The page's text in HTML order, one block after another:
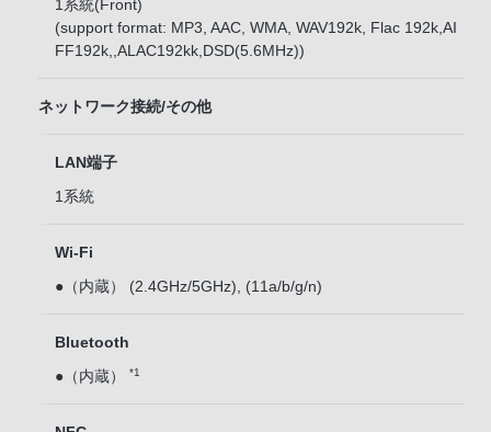
1系統(Front)
(support format: MP3, AAC, WMA, WAV192k, Flac 192k,AI
FF192k,,ALAC192kk,DSD(5.6MHz))
ネットワーク接続/その他
LAN端子
1系統
Wi-Fi
●（内蔵） (2.4GHz/5GHz), (11a/b/g/n)
Bluetooth
●（内蔵） *1